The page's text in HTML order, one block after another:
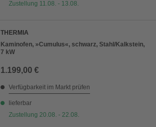
Zustellung 11.08. - 13.08.
THERMIA
Kaminofen, »Cumulus«, schwarz, Stahl/Kalkstein,
7 kW
1.199,00 €
Verfügbarkeit im Markt prüfen
lieferbar
Zustellung 20.08. - 22.08.